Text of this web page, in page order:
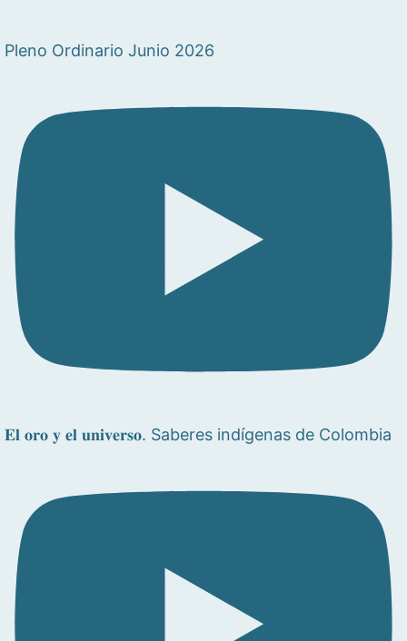
Pleno Ordinario Junio 2026
𝐄𝐥 𝐨𝐫𝐨 𝐲 𝐞𝐥 𝐮𝐧𝐢𝐯𝐞𝐫𝐬𝐨. Saberes indígenas de Colombia